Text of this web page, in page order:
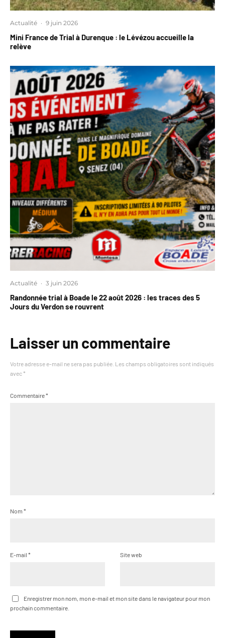
Actualité · 9 juin 2026
Mini France de Trial à Durenque : le Lévézou accueille la
relève
Actualité · 3 juin 2026
Randonnée trial à Boade le 22 août 2026 : les traces des 5
Jours du Verdon se rouvrent
Laisser un commentaire
Votre adresse e-mail ne sera pas publiée. Les champs obligatoires sont indiqués
avec *
Commentaire*
Nom *
E-mail * Site web
Enregistrer mon nom, mon e-mail et mon site dans le navigateur pour mon
prochain commentaire.